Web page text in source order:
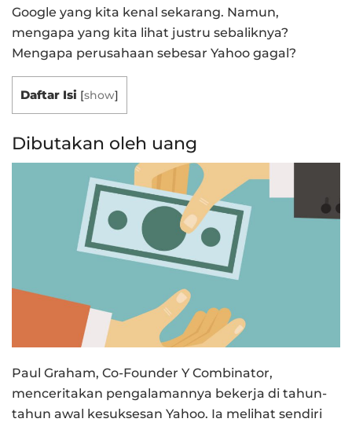
Google yang kita kenal sekarang. Namun,
mengapa yang kita lihat justru sebaliknya?
Mengapa perusahaan sebesar Yahoo gagal?
Daftar Isi [show]
Dibutakan oleh uang
Paul Graham, Co-Founder Y Combinator,
menceritakan pengalamannya bekerja di tahun-
tahun awal kesuksesan Yahoo. Ia melihat sendiri